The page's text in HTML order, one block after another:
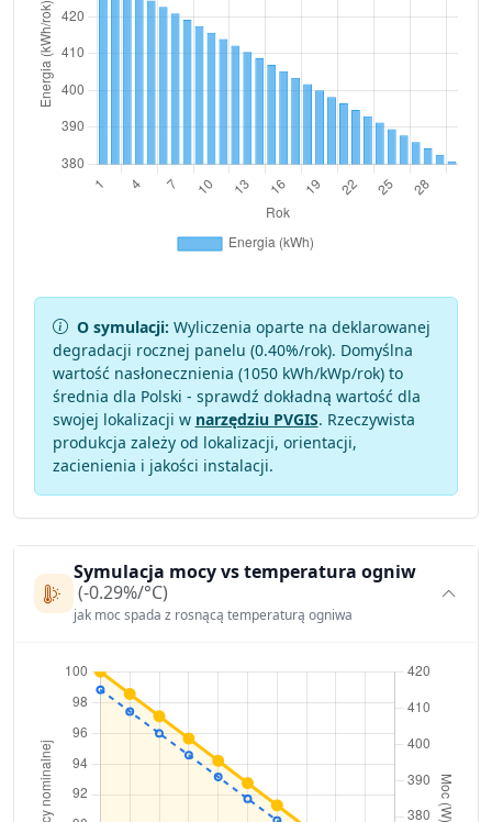
O symulacji: Wyliczenia oparte na deklarowanej
degradacji rocznej panelu (0.40%/rok). Domyślna
wartość nasłonecznienia (1050 kWh/kWp/rok) to
średnia dla Polski - sprawdź dokładną wartość dla
swojej lokalizacji w narzędziu PVGIS. Rzeczywista
produkcja zależy od lokalizacji, orientacji,
zacienienia i jakości instalacji.
Symulacja mocy vs temperatura ogniw
(-0.29%/°C)
jak moc spada z rosnącą temperaturą ogniwa